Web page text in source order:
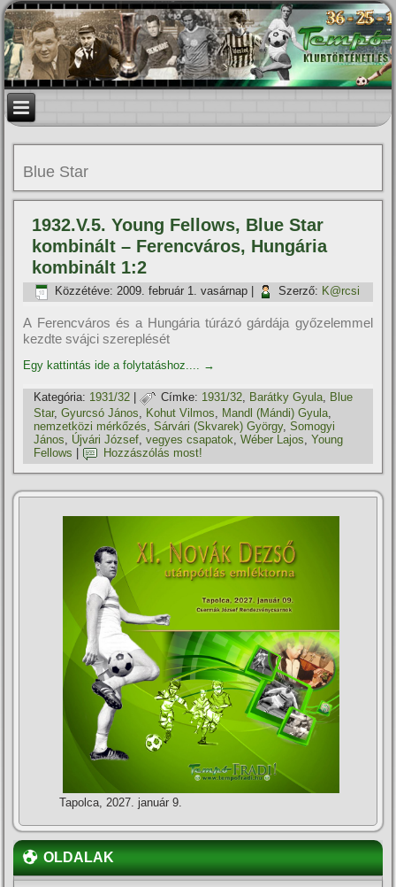
Blue Star
1932.V.5. Young Fellows, Blue Star
kombinált – Ferencváros, Hungária
kombinált 1:2
Közzétéve: 2009. február 1. vasárnap Szerző: K@rcsi
A Ferencváros és a Hungária túrázó gárdája győzelemmel
kezdte svájci szereplését
Egy kattintás ide a folytatáshoz.... →
Kategória: 1931/32 | Címke: 1931/32, Barátky Gyula, Blue
Star,Gyurcsó János, Kohut Vilmos, Mandl (Mándi) Gyula,
nemzetközi mérkőzés,Sárvári (Skvarek) György,Somogyi
János, Újvári József,vegyes csapatok,Wéber Lajos,Young
Fellows
Hozzászólás most!
Tapolca, 2027. január 9.
OLDALAK